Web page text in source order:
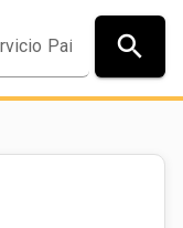
search